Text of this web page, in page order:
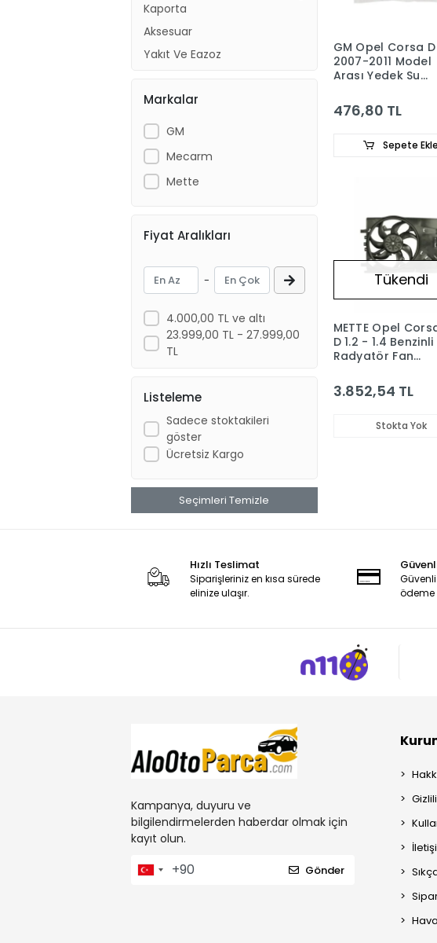
Kaporta
Aksesuar
Yakıt Ve Egzoz
Bakım
Fren Aksamı
Markalar
GM
Mecarm
Mette
Fiyat Aralıkları
-
4.000,00 TL ve altı
23.999,00 TL - 27.999,00
TL
Listeleme
Sadece stoktakileri
göster
Ücretsiz Kargo
Seçimleri Temizle
GM Opel Corsa D
2007-2011 Model
Arası Yedek Su
1304677 -
9202799
476,80 TL
Sepete Ekle
Tükendi
METTE Opel
D 1.2 - 1.4 Benzinli
Radyatör Fan
Davlumbazı
3.852,54 TL
Stokta Yok
Hızlı Teslimat
Siparişleriniz en kısa sürede
elinize ulaşır.
ödeme
Kampanya, duyuru ve
bilgilendirmelerden haberdar olmak için
kayıt olun.
Gönder